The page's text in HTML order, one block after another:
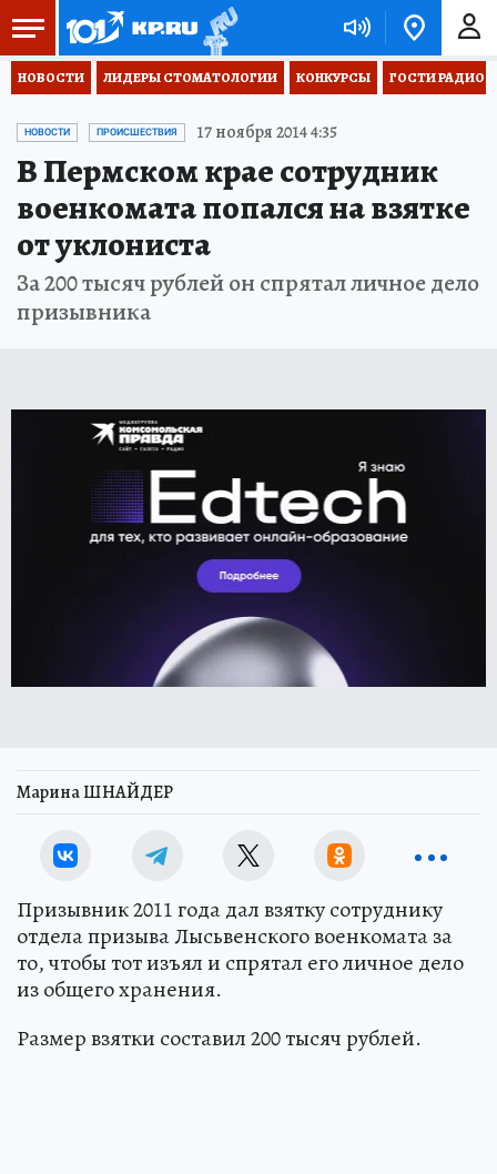
НОВОСТИ ЛИДЕРЫ СТОМАТОЛОГИИ КОНКУРСЫ ГОСТИ РАДИО
НОВОСТИ ПРОИСШЕСТВИЯ 17 ноября 2014 4:35
В Пермском крае сотрудник
военкомата попался на взятке
от уклониста
За 200 тысяч рублей он спрятал личное дело
призывника
Марина ШНАЙДЕР
Призывник 2011 года дал взятку сотруднику
отдела призыва Лысьвенского военкомата за
то, чтобы тот изъял и спрятал его личное дело
из общего хранения.
Размер взятки составил 200 тысяч рублей.